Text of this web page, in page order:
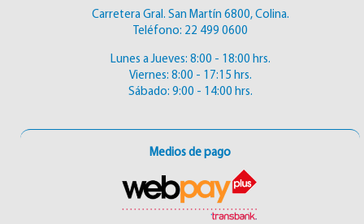
Carretera Gral. San Martín 6800, Colina.
Teléfono: 22 499 0600
Lunes a Jueves: 8:00 - 18:00 hrs.
Viernes: 8:00 - 17:15 hrs.
Sábado: 9:00 - 14:00 hrs.
Medios de pago